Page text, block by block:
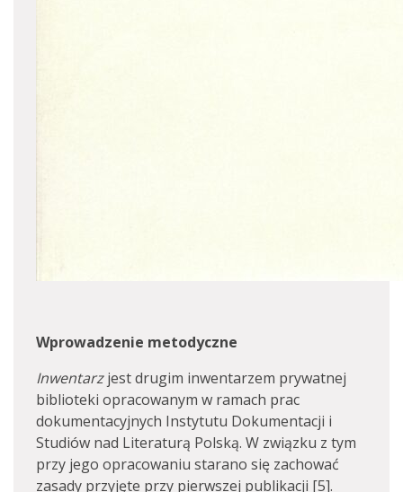
Wprowadzenie metodyczne
Inwentarzjest drugim inwentarzem prywatnej
biblioteki opracowanym w ramach prac
dokumentacyjnych Instytutu Dokumentacji i
Studiów nad Literaturą Polską. W związku z tym
przy jego opracowaniu starano się zachować
zasady przyjęte przy pierwszej publikacji [5].